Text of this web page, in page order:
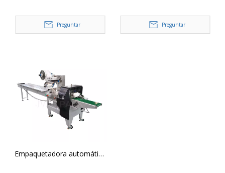
servo SZ-580 5
Preguntar
servo SZ-602 7
Preguntar
Empaquetadora automática